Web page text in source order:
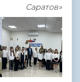
Саратов»